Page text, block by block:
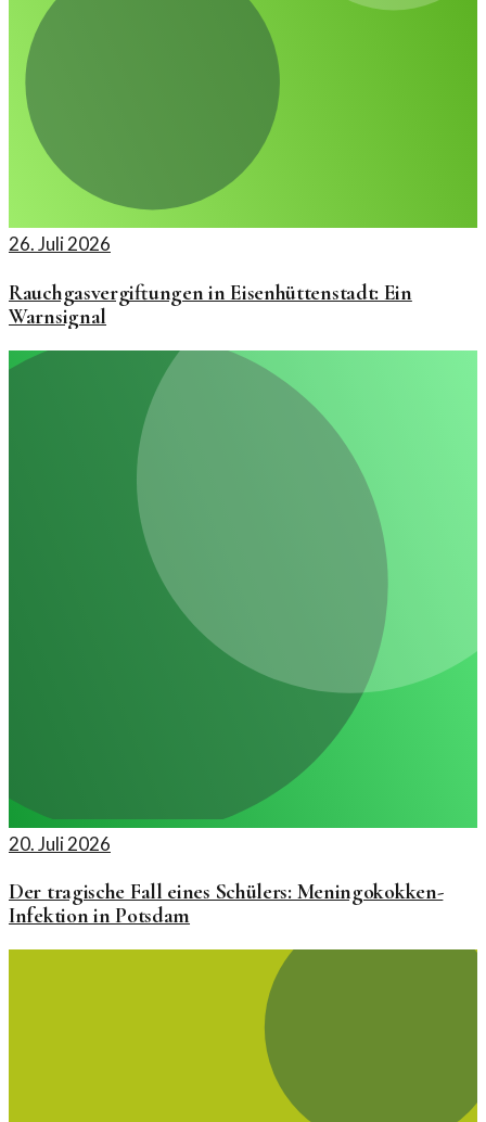
26. Juli 2026
Rauchgasvergiftungen in Eisenhüttenstadt: Ein
Warnsignal
20. Juli 2026
Der tragische Fall eines Schülers: Meningokokken-
Infektion in Potsdam